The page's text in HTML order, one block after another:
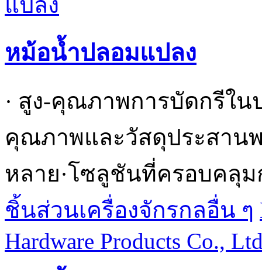
หม้อน้ำปลอมแปลง
· สูง-คุณภาพการบัดกรีใน
คุณภาพและวัสดุประสาน
หลาย·โซลูชันที่ครอบคลุ
ชิ้นส่วนเครื่องจักรกลอื่น ๆ
Hardware Products Co.,